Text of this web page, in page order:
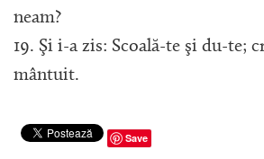
neam?
19. Şi i-a zis: Scoală-te şi du-te;
mântuit.
Save